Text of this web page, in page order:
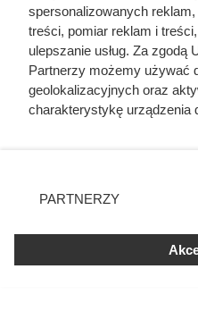
Uwaga na
popularny
Awokado: zdrowy tłuszcz
Sprawdź, czy warto jeść je
je włączyć do menu.
spersonalizowanych
treści, pomiar reklam i
ulepszanie usług. Za zgodą
Partnerzy możemy używać
geolokalizacyjnych oraz
charakterystykę urządzenia
zmienić/wycofać klikając
znajdujący się w lewym
rodzaje przetwarzania
użytkownika, ale masz
przetwarzaniu. Preferencje
PARTNERZY